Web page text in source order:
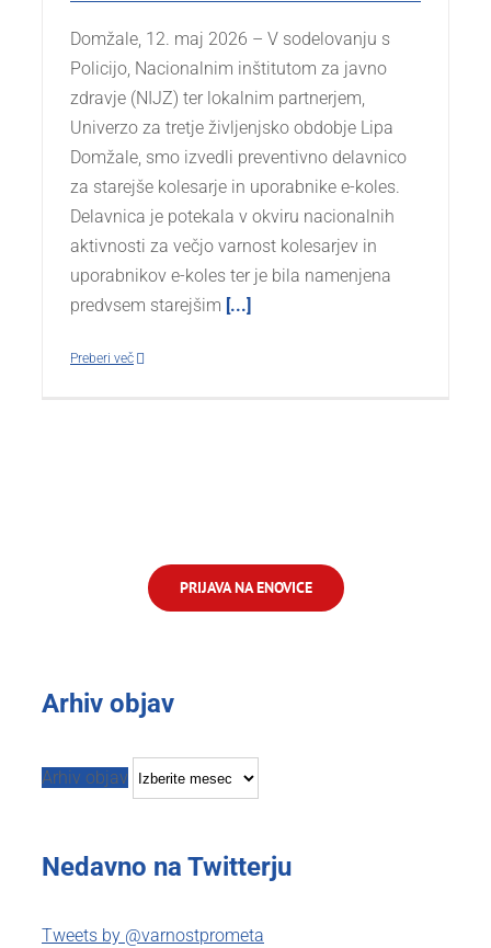
Domžale, 12. maj 2026 – V sodelovanju s
Policijo, Nacionalnim inštitutom za javno
zdravje (NIJZ) ter lokalnim partnerjem,
Univerzo za tretje življenjsko obdobje Lipa
Domžale, smo izvedli preventivno delavnico
za starejše kolesarje in uporabnike e-koles.
Delavnica je potekala v okviru nacionalnih
aktivnosti za večjo varnost kolesarjev in
uporabnikov e-koles ter je bila namenjena
predvsem starejšim [...]
Preberi več
PRIJAVA NA ENOVICE
Arhiv objav
Arhiv objav
Nedavno na Twitterju
Tweets by @varnostprometa